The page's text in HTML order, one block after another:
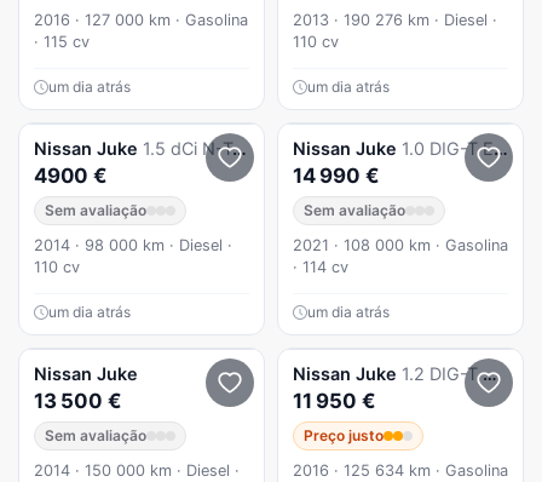
2016 · 127 000 km · Gasolina
· 115 cv
um dia atrás
2013 · 190 276 km · Diesel ·
110 cv
um dia atrás
Nissan Juke 1.5 dCi N-Tec S/S 104g
4900 €
Sem avaliação
2014 · 98 000 km · Diesel ·
110 cv
um dia atrás
Nissan Juke 1.0 DIG-T Enigma
14 990 €
Sem avaliação
2021 · 108 000 km · Gasolina
· 114 cv
um dia atrás
Nissan Juke
13 500 €
Sem avaliação
2014 · 150 000 km · Diesel ·
Nissan Juke 1.2 DIG-T Acenta
11 950 €
Preço justo
2016 · 125 634 km · Gasolina